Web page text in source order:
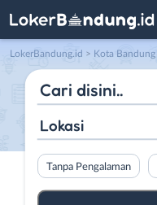
LokerBandung.id > Kota Bandung
Lokasi
Tanpa Pengalaman